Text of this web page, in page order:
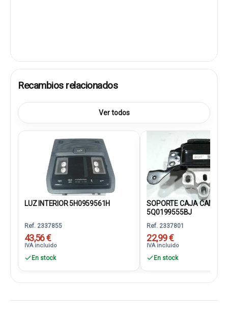
Recambios relacionados
Ver todos
LUZ INTERIOR 5H0959561H
Ref. 2337855
43,56 €
IVA incluido
En stock
SOPORTE CAJA CAMBIO
5Q0199555BJ
Ref. 2337801
22,99 €
IVA incluido
En stock